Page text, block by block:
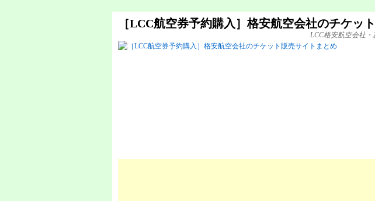
［LCC航空券予約購入］格安航空会社のチケッ
LCC格安航空会社